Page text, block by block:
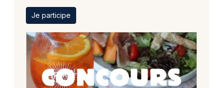
Je participe